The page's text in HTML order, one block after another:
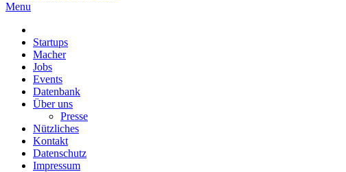
Menu
Startups
Macher
Jobs
Events
Datenbank
Über uns
Presse
Nützliches
Kontakt
Datenschutz
Impressum